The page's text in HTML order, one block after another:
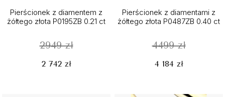
Pierścionek z diamentem z
żółtego złota P0195ZB 0.21 ct
2949 zł
2 742 zł
Pierścionek z diamentami z
żółtego złota P0487ZB 0.40 ct
4499 zł
4 184 zł